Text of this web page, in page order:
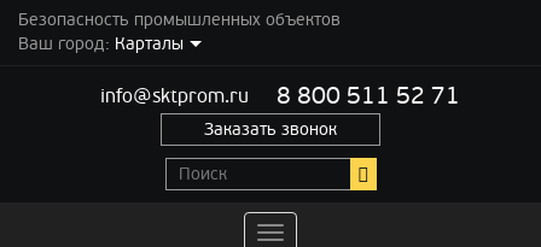
Безопасность промышленных объектов
Ваш город: Карталы
info@sktprom.ru 8 800 511 52 71
Заказать звонок
Переключить